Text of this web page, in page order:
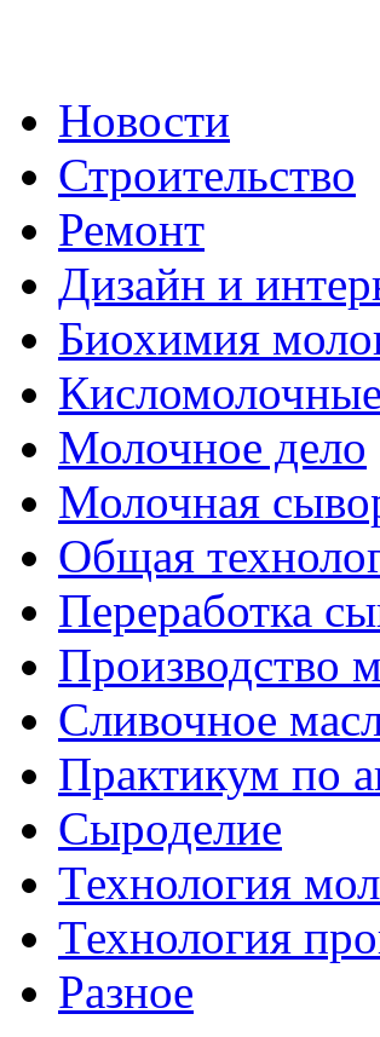
Новости
Строительство
Ремонт
Дизайн и
Биохимия
Молочное дело
Молочная
Общая
Переработка
Производство
Сливочное
Практикум по
Сыроделие
Технология
Технология
Разное